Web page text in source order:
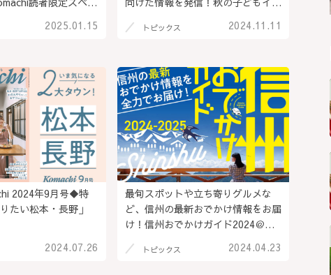
2025.01.15
Komachi2024」@長野県
2024.11.11
トピックス
2024年9月号◆特
たい松本・長野」
2024.07.26
最旬スポットや立ち寄りグルメな
ど、信州の最新おでかけ情報をお届
け！信州おでかけガイド2024＠長
2024.04.23
トピックス